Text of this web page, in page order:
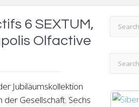
6 SEXTUM,
Olfactive
Jubiläumskollektion
der Gesellschaft. Sechs